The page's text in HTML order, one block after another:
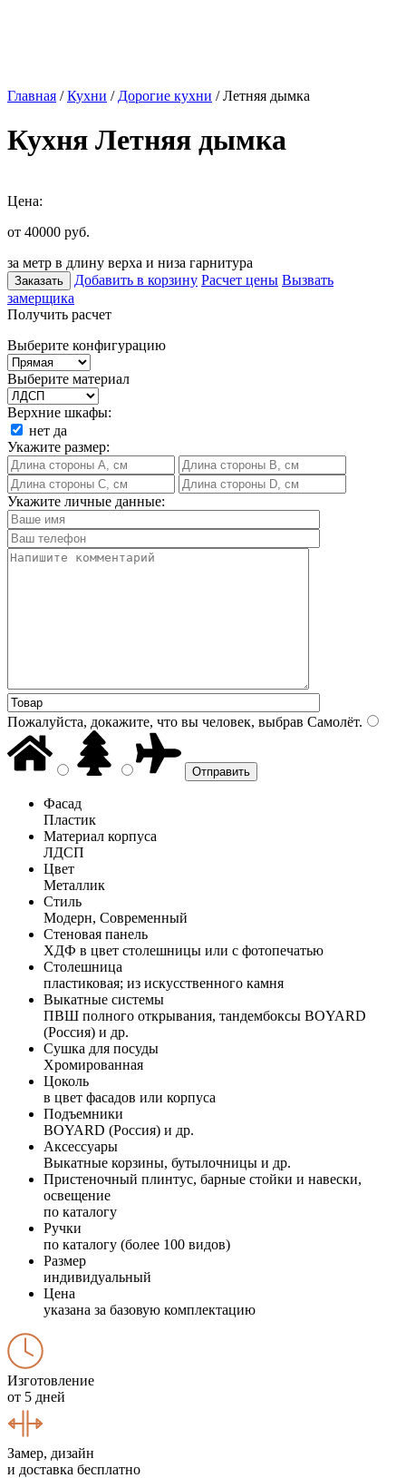
Главная /Кухни / Дорогие кухни / Летняя дымка
Кухня Летняя дымка
Цена:
от 40000 руб.
за метр в длину верха и низа гарнитура
Заказать Добавить в корзину Расчет цены Вызвать
замерщика
Получить расчет
Выберите конфигурацию
Выберите материал
Верхние шкафы:
нет да
Укажите размер:
Укажите личные данные:
Пожалуйста, докажите, что вы человек, выбрав Самолёт.
Фасад
Пластик
Материал корпуса
ЛДСП
Цвет
Металлик
Стиль
Модерн, Современный
Стеновая панель
ХДФ в цвет столешницы или с фотопечатью
Столешница
пластиковая; из искусственного камня
Выкатные системы
ПВШ полного открывания, тандембоксы BOYARD
(Россия) и др.
Сушка для посуды
Хромированная
Цоколь
в цвет фасадов или корпуса
Подъемники
BOYARD (Россия) и др.
Аксессуары
Выкатные корзины, бутылочницы и др.
Пристеночный плинтус, барные стойки и навески,
освещение
по каталогу
Ручки
по каталогу (более 100 видов)
Размер
индивидуальный
Цена
указана за базовую комплектацию
Изготовление
от 5 дней
Замер, дизайн
и доставка бесплатно